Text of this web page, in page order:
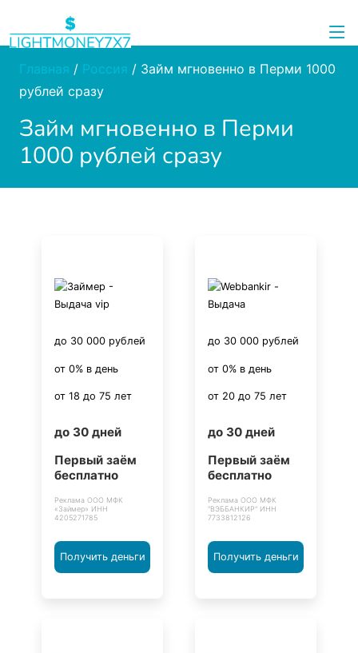
Главная / Россия / Займ мгновенно в Перми 1000
рублей сразу
Займ мгновенно в Перми
1000 рублей сразу
до 30 000 рублей
от 0% в день
от 18 до 75 лет
до 30 дней
Первый заём
бесплатно
Реклама ООО МФК
«Займер» ИНН
4205271785
Получить деньги
до 30 000 рублей
от 0% в день
от 20 до 75 лет
до 30 дней
Первый заём
бесплатно
Реклама ООО МФК
"ВЭББАНКИР" ИНН
7733812126
Получить деньги